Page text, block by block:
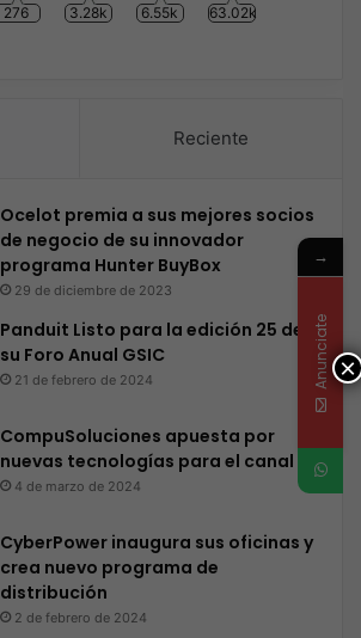
276 3.28k 6.55k 63.02k
Reciente
Ocelot premia a sus mejores socios
de negocio de su innovador
programa Hunter BuyBox
29 de diciembre de 2023
Panduit Listo para la edición 25 de
su Foro Anual GSIC
21 de febrero de 2024
CompuSoluciones apuesta por
nuevas tecnologías para el canal
4 de marzo de 2024
CyberPower inaugura sus oficinas y
crea nuevo programa de
distribución
2 de febrero de 2024
×
→
Anunciate